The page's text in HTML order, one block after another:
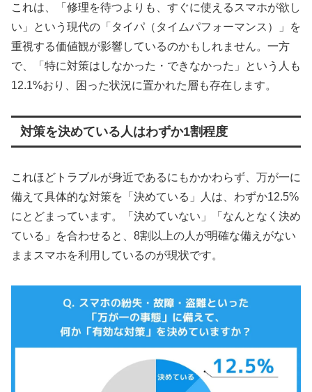
これは、「修理を待つよりも、すぐに使えるスマホが欲し
い」という現代の「タイパ（タイムパフォーマンス）」を
重視する価値観が影響しているのかもしれません。一方
で、「特に対策はしなかった・できなかった」という人も
12.1%おり、困った状況に置かれた層も存在します。
対策を決めている人はわずか1割程度
これほどトラブルが身近であるにもかかわらず、万が一に
備えて具体的な対策を「決めている」人は、わずか12.5%
にとどまっています。「決めていない」「なんとなく決め
ている」を合わせると、8割以上の人が明確な備えがない
ままスマホを利用しているのが現状です。